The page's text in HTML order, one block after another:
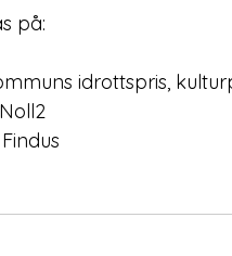
på:
idrottspris,